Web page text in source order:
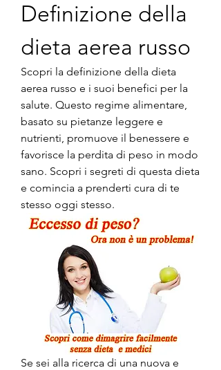
Definizione della
dieta aerea russo
Scopri la definizione della dieta
aerea russo e i suoi benefici per la
salute. Questo regime alimentare,
basato su pietanze leggere e
nutrienti, promuove il benessere e
favorisce la perdita di peso in modo
sano. Scopri i segreti di questa dieta
e comincia a prenderti cura di te
stesso oggi stesso.
Se sei alla ricerca di una nuova e